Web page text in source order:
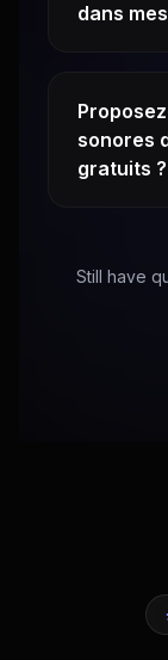
dans
sonores
gratuits ?
Still have